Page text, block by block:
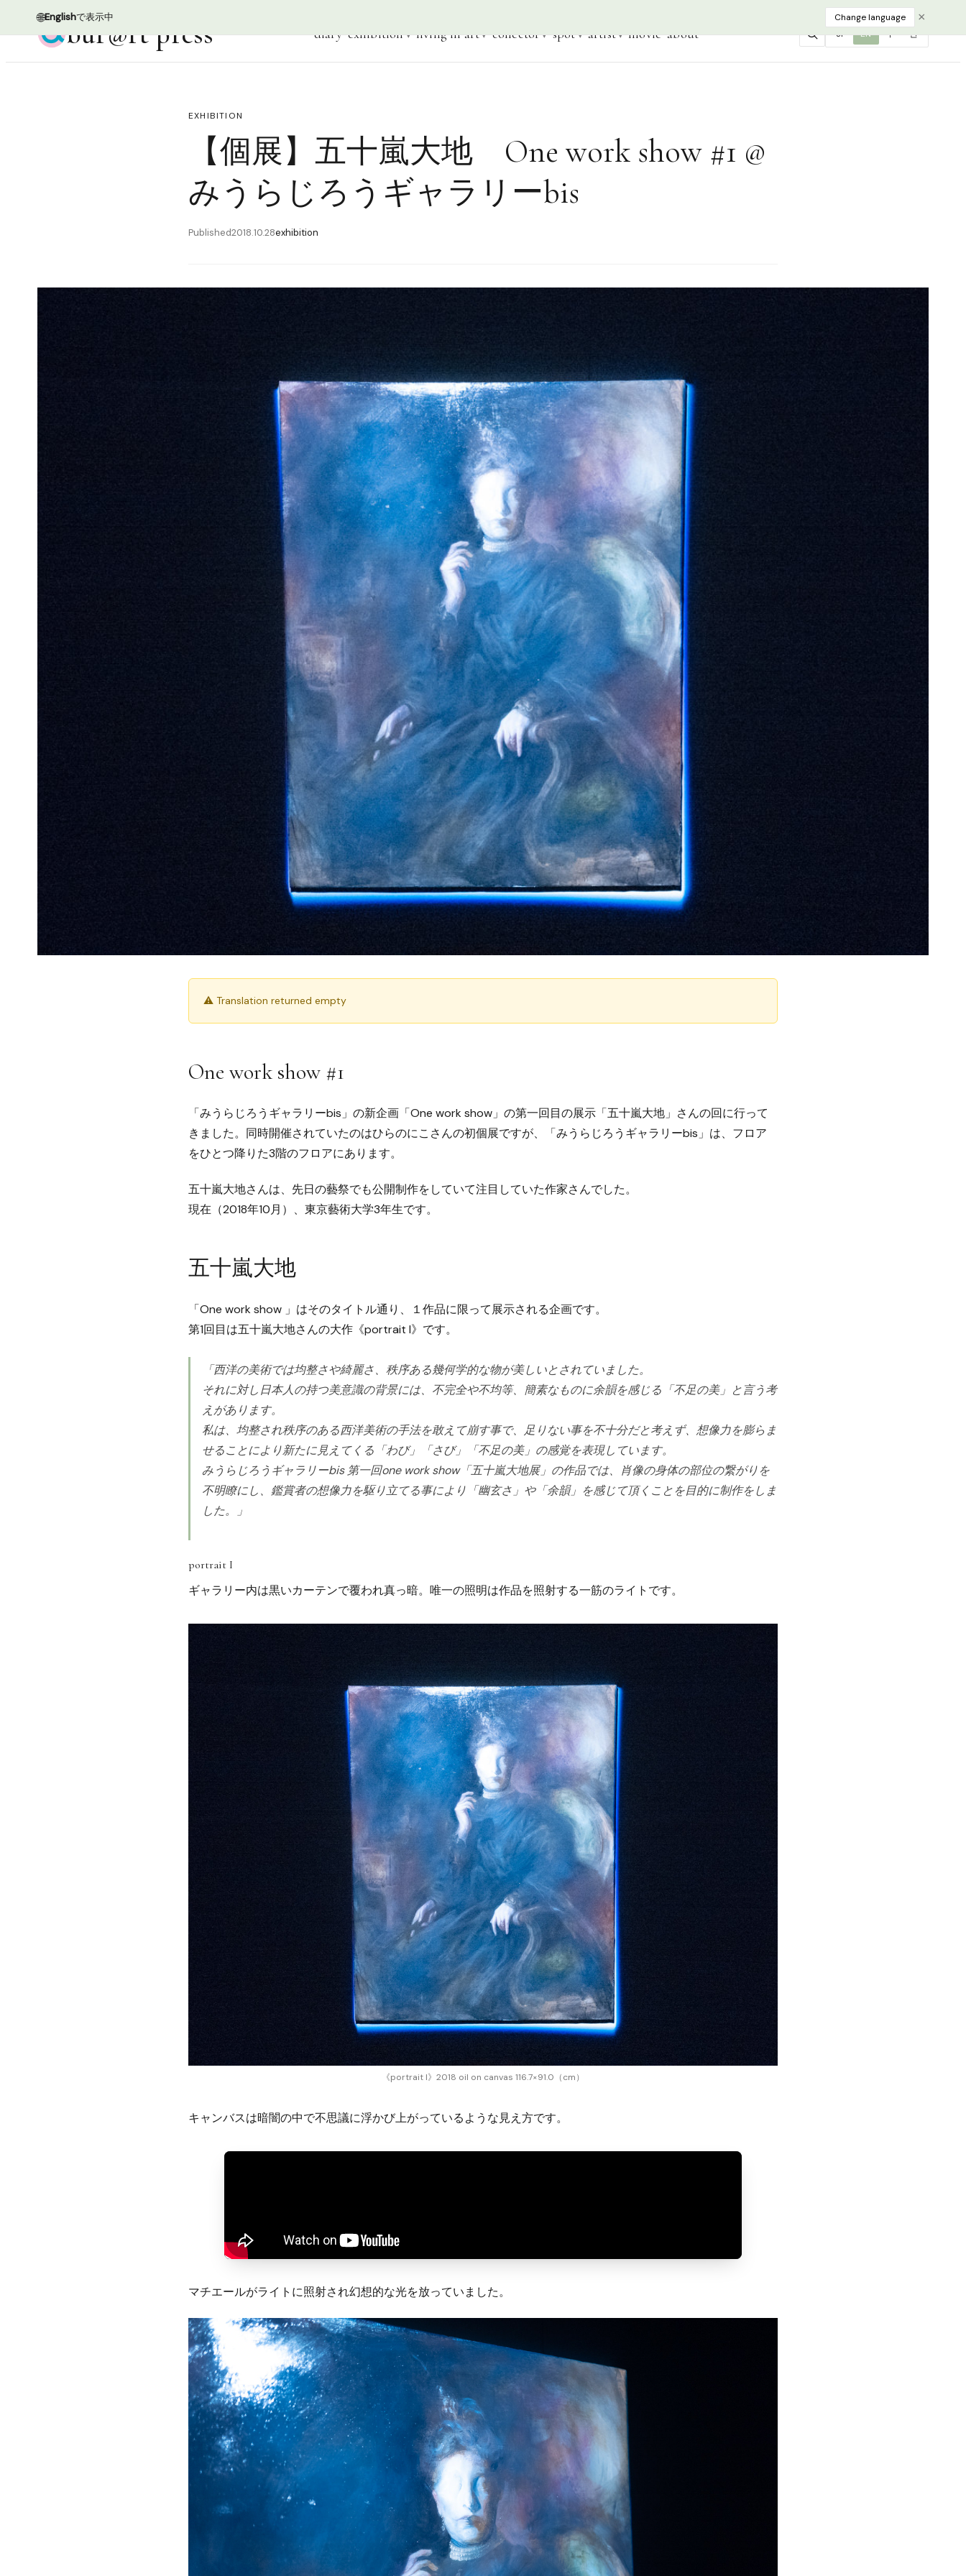
🌐Englishで表示中 Change language ×
bur@rt press diary exhibition living in art collector spot artist movie about JP EN 中 한
EXHIBITION
【個展】五十嵐大地 One work show #1 @
みうらじろうギャラリーbis
Published2018.10.28exhibition
⚠ Translation returned empty
One work show #1
「みうらじろうギャラリーbis」の新企画「One work show」の第一回目の展示「五十嵐大地」さんの回に行って
きました。同時開催されていたのはひらのにこさんの初個展ですが、「みうらじろうギャラリーbis」は、フロア
をひとつ降りた3階のフロアにあります。
五十嵐大地さんは、先日の藝祭でも公開制作をしていて注目していた作家さんでした。
現在（2018年10月）、東京藝術大学3年生です。
五十嵐大地
「One work show 」はそのタイトル通り、１作品に限って展示される企画です。
第1回目は五十嵐大地さんの大作《portrait I》です。
「西洋の美術では均整さや綺麗さ、秩序ある幾何学的な物が美しいとされていました。
それに対し日本人の持つ美意識の背景には、不完全や不均等、簡素なものに余韻を感じる「不足の美」と言う考
えがあります。
私は、均整され秩序のある西洋美術の手法を敢えて崩す事で、足りない事を不十分だと考えず、想像力を膨らま
せることにより新たに見えてくる「わび」「さび」「不足の美」の感覚を表現しています。
みうらじろうギャラリーbis 第一回one work show「五十嵐大地展」の作品では、肖像の身体の部位の繋がりを
不明瞭にし、鑑賞者の想像力を駆り立てる事により「幽玄さ」や「余韻」を感じて頂くことを目的に制作をしま
した。」
portrait I
ギャラリー内は黒いカーテンで覆われ真っ暗。唯一の照明は作品を照射する一筋のライトです。
《portrait I》2018 oil on canvas 116.7×91.0（cm）
キャンバスは暗闇の中で不思議に浮かび上がっているような見え方です。
マチエールがライトに照射され幻想的な光を放っていました。